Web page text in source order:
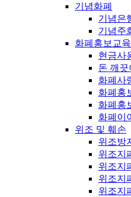
기념화폐
기념은
기념주
화폐홍보교육
현금사
돈 깨끗
화폐사
화폐홍
화폐홍
화폐이
위조 및 훼손
위조방
위조지
위조지
위조지
위조지